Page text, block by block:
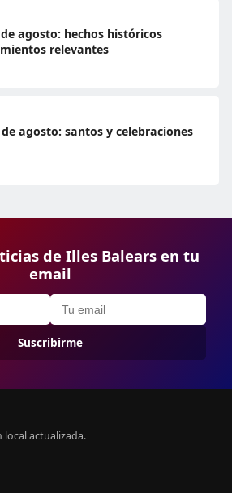
agosto: hechos históricos
relevantes
agosto: santos y celebraciones
de Illes Balears en tu
email
Suscribirme
actualizada.